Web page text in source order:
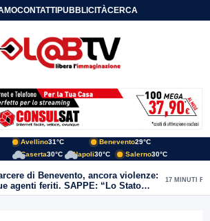
CONTATTIPUBBLICITÀCERCA
Avellino31°C Benevento29°C
Caserta30°C Napoli30°C Salerno30°C
di Benevento, ancora violenze:
agenti feriti. SAPPE: “Lo Stato
può arretrare”
17 MINUTI FA